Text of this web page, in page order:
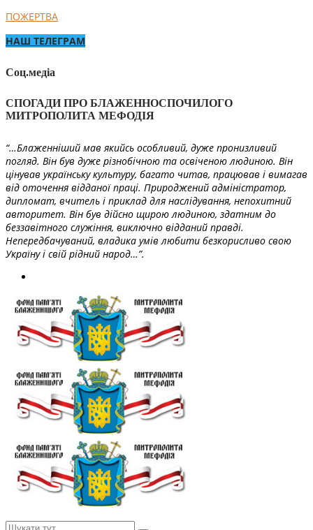
ПОЖЕРТВА
НАШ ТЕЛЕГРАМ
Соц.медіа
СПОГАДИ ПРО БЛАЖЕННОСПОЧИЛОГО
МИТРОПОЛИТА МЕФОДІЯ
“…Блаженніший мав якийсь особливий, дуже пронизливий
погляд. Він був дуже різнобічною та освіченою людиною. Він
цінував українську культуру, багато читав, працював і вимагав
від оточення відданої праці. Природжений адміністратор,
дипломат, вчитель і приклад для наслідування, непохитний
авторитет. Він був дійсно щирою людиною, здатним до
беззавітного служіння, виключно відданий правді.
Непередбачуваний, владика умів любити безкорисливо свою
Україну і свій рідний народ…”.